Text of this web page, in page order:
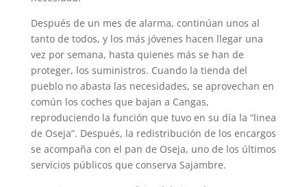
Después de un mes de alarma, continúan unos al
tanto de todos, y los más jóvenes hacen llegar una
vez por semana, hasta quienes más se han de
proteger, los suministros. Cuando la tienda del
pueblo no abasta las necesidades, se aprovechan en
común los coches que bajan a Cangas,
reproduciendo la función que tuvo en su día la “linea
de Oseja”. Después, la redistribución de los encargos
se acompaña con el pan de Oseja, uno de los últimos
servicios públicos que conserva Sajambre.